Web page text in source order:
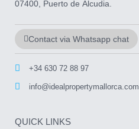
07400, Puerto de Alcudia.
Contact via Whatsapp chat
+34 630 72 88 97
info@idealpropertymallorca.com
QUICK LINKS